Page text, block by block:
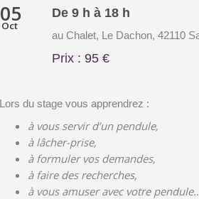
05
Oct
De 9 h à 18 h
au Chalet, Le Dachon, 42110
Prix : 95 €
Lors du stage vous apprendrez :
à vous servir d’un
à lâcher-prise,
à formuler vos demandes,
à faire des recherches,
à vous amuser avec votre